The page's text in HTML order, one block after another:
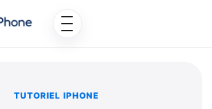
TUTORIEL IPHONE